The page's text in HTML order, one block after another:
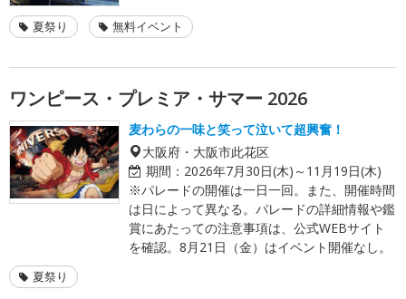
夏祭り 無料イベント
ワンピース・プレミア・サマー 2026
麦わらの一味と笑って泣いて超興奮！
大阪府・大阪市此花区
期間： 2026年7月30日(木)～11月19日(木)
※パレードの開催は一日一回。また、開催時間
は日によって異なる。パレードの詳細情報や鑑
賞にあたっての注意事項は、公式WEBサイト
を確認。8月21日（金）はイベント開催なし。
夏祭り